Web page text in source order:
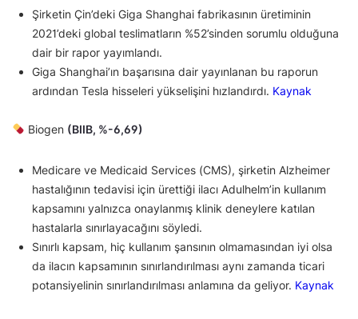
Şirketin Çin’deki Giga Shanghai fabrikasının üretiminin
2021’deki global teslimatların %52’sinden sorumlu olduğuna
dair bir rapor yayımlandı.
Giga Shanghai’ın başarısına dair yayınlanan bu raporun
ardından Tesla hisseleri yükselişini hızlandırdı. Kaynak
Biogen (BIIB, %-6,69)
Medicare ve Medicaid Services (CMS), şirketin Alzheimer
hastalığının tedavisi için ürettiği ilacı Adulhelm’in kullanım
kapsamını yalnızca onaylanmış klinik deneylere katılan
hastalarla sınırlayacağını söyledi.
Sınırlı kapsam, hiç kullanım şansının olmamasından iyi olsa
da ilacın kapsamının sınırlandırılması aynı zamanda ticari
potansiyelinin sınırlandırılması anlamına da geliyor. Kaynak